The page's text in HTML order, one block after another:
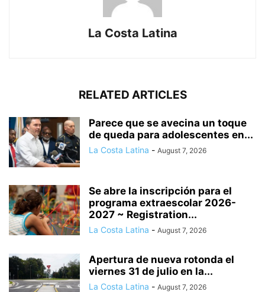
La Costa Latina
RELATED ARTICLES
Parece que se avecina un toque
de queda para adolescentes en...
La Costa Latina - August 7, 2026
Se abre la inscripción para el
programa extraescolar 2026-
2027 ~ Registration...
La Costa Latina - August 7, 2026
Apertura de nueva rotonda el
viernes 31 de julio en la...
La Costa Latina - August 7, 2026